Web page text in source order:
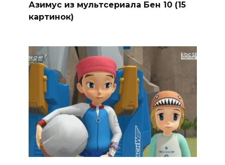
Азимус из мультсериала Бен 10 (15
картинок)